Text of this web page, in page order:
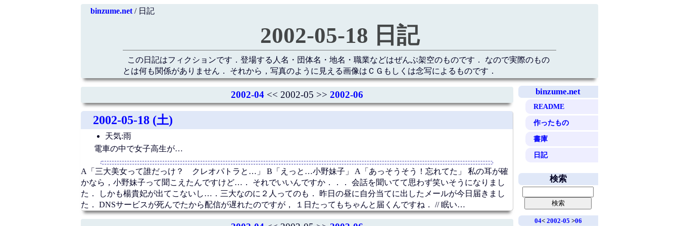
binzume.net/ 日記
2002-05-18 日記
この日記はフィクションです．登場する人名・団体名・地名・職業などはぜんぶ架空のものです． なので実際のもの
とは何も関係がありません． それから，写真のように見える画像はＣＧもしくは念写によるものです．
binzume.net
README
作ったもの
書庫
日記
2002-04 << 2002-05 >> 2002-06
2002-05-18 (土)
天気:雨
電車の中で女子高生が…
A「三大美女って誰だっけ？ クレオパトラと…」 B「えっと…小野妹子」 A「あっそうそう！忘れてた」 私の耳が確
かなら，小野妹子って聞こえたんですけど…． それでいいんですか．．． 会話を聞いてて思わず笑いそうになりまし
た． しかも楊貴妃が出てこないし…．三大なのに２人ってのも． 昨日の昼に自分当てに出したメールが今日届きまし
た． DNSサービスが死んでたから配信が遅れたのですが， １日たってもちゃんと届くんですね． // 眠い…
検索
04< 2002-05 >06